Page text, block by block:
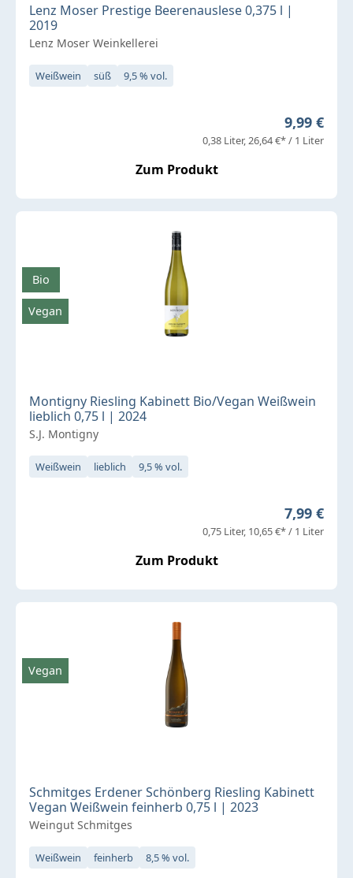
Lenz Moser Prestige Beerenauslese 0,375 l |
2019
Lenz Moser Weinkellerei
Weißwein süß 9,5 % vol.
Regulärer
9,99 €
0,38 Liter 26,64 €* / 1 Liter
Zum Produkt
Montigny Riesling Kabinett Bio/Vegan Weißwein
lieblich 0,75 l | 2024
S.J. Montigny
Weißwein lieblich 9,5 % vol.
Regulärer
7,99 €
0,75 Liter 10,65 €* / 1 Liter
Zum Produkt
Bio
Vegan
Schmitges Erdener Schönberg Riesling Kabinett
Vegan Weißwein feinherb 0,75 l | 2023
Weingut Schmitges
Weißwein feinherb 8,5 % vol.
Vegan